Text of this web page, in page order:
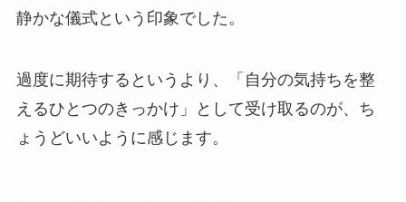
静かな儀式という印象でした。
過度に期待するというより、「自分の気持ちを整
えるひとつのきっかけ」として受け取るのが、ち
ょうどいいように感じます。